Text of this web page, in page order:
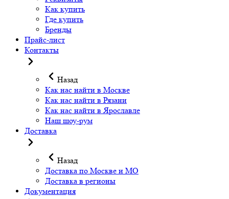
Как купить
Где купить
Бренды
Прайс-лист
Контакты
Назад
Как нас найти в Москве
Как нас найти в Рязани
Как нас найти в Ярославле
Наш шоу-рум
Доставка
Назад
Доставка по Москве и МО
Доставка в регионы
Документация